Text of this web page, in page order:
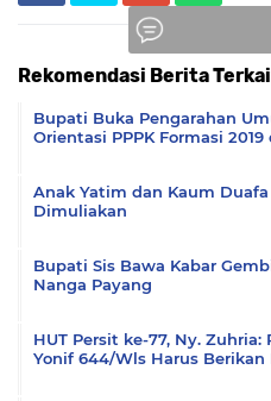
Rekomendasi Berita
Bupati Buka Pengarahan
Orientasi PPPK Formasi 2019
Anak Yatim dan Kaum
Dimuliakan
Bupati Sis Bawa Kabar
Nanga Payang
HUT Persit ke-77, Ny. Zuhria:
Yonif 644/Wls Harus